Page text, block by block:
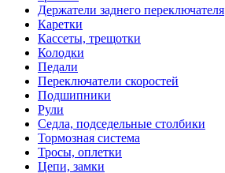
Держатели заднего переключателя
Каретки
Кассеты, трещотки
Колодки
Педали
Переключатели скоростей
Подшипники
Рули
Седла, подседельные столбики
Тормозная система
Тросы, оплетки
Цепи, замки